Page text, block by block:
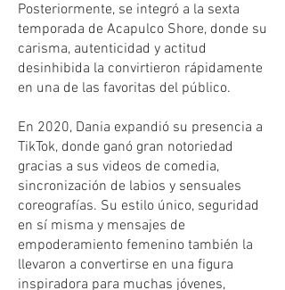
Posteriormente, se integró a la sexta
temporada de Acapulco Shore, donde su
carisma, autenticidad y actitud
desinhibida la convirtieron rápidamente
en una de las favoritas del público.
En 2020, Dania expandió su presencia a
TikTok, donde ganó gran notoriedad
gracias a sus videos de comedia,
sincronización de labios y sensuales
coreografías. Su estilo único, seguridad
en sí misma y mensajes de
empoderamiento femenino también la
llevaron a convertirse en una figura
inspiradora para muchas jóvenes,